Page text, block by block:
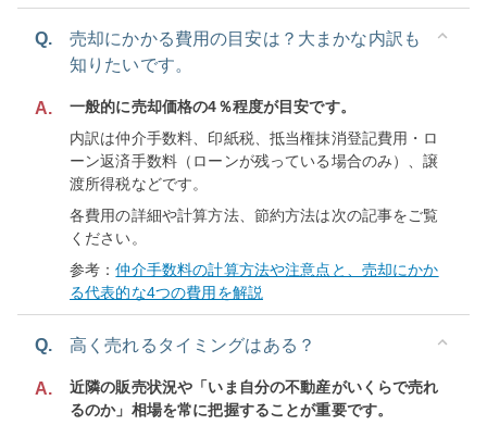
Q.
売却にかかる費用の目安は？大まかな内訳も
知りたいです。
A.
一般的に売却価格の4％程度が目安です。
内訳は仲介手数料、印紙税、抵当権抹消登記費用・ロ
ーン返済手数料（ローンが残っている場合のみ）、譲
渡所得税などです。
各費用の詳細や計算方法、節約方法は次の記事をご覧
ください。
参考：仲介手数料の計算方法や注意点と、売却にかか
る代表的な4つの費用を解説
Q. 高く売れるタイミングはある？
A.
近隣の販売状況や「いま自分の不動産がいくらで売れ
るのか」相場を常に把握することが重要です。